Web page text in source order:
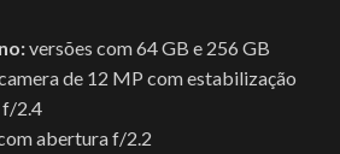
versões com 64 GB e 256 GB
de 12 MP com estabilização
f/2.4
abertura f/2.2